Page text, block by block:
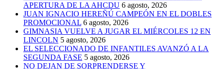
APERTURA DE LA AHCDU 6 agosto, 2026
JUAN IGNACIO HEREÑÚ CAMPEÓN EN EL DOBLES
PROMOCIONAL 6 agosto, 2026
GIMNASIA VUELVE A JUGAR EL MIÉRCOLES 12 EN
LINCOLN 5 agosto, 2026
EL SELECCIONADO DE INFANTILES AVANZÓ A LA
SEGUNDA FASE 5 agosto, 2026
NO DEJAN DE SORPRENDERSE Y